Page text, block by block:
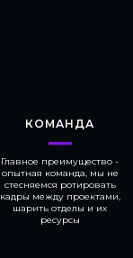
КОМАНДА
Главное преимущество -
опытная команда, мы не
стесняемся ротировать
кадры между проектами,
шарить отделы и их
ресурсы